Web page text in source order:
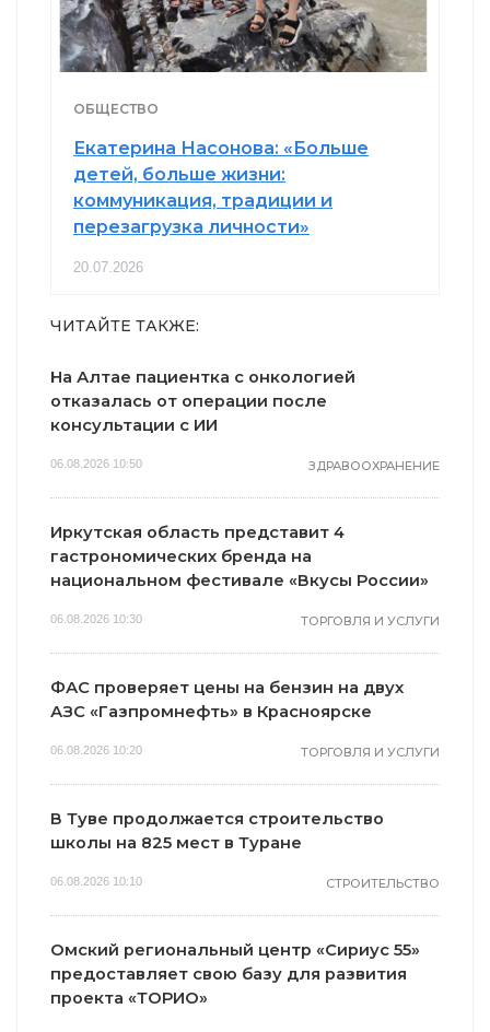
ОБЩЕСТВО
Екатерина Насонова: «Больше
детей, больше жизни:
коммуникация, традиции и
перезагрузка личности»
20.07.2026
ЧИТАЙТЕ ТАКЖЕ:
На Алтае пациентка с онкологией
отказалась от операции после
консультации с ИИ
06.08.2026 10:50 ЗДРАВООХРАНЕНИЕ
Иркутская область представит 4
гастрономических бренда на
национальном фестивале «Вкусы России»
06.08.2026 10:30 ТОРГОВЛЯ И УСЛУГИ
ФАС проверяет цены на бензин на двух
АЗС «Газпромнефть» в Красноярске
06.08.2026 10:20 ТОРГОВЛЯ И УСЛУГИ
В Туве продолжается строительство
школы на 825 мест в Туране
06.08.2026 10:10 СТРОИТЕЛЬСТВО
Омский региональный центр «Сириус 55»
предоставляет свою базу для развития
проекта «ТОРИО»